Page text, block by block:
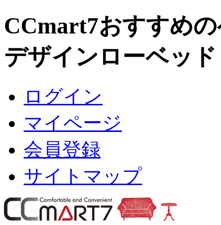
CCmart7おすすめ
デザインローベッ
ログイン
マイページ
会員登録
サイトマップ